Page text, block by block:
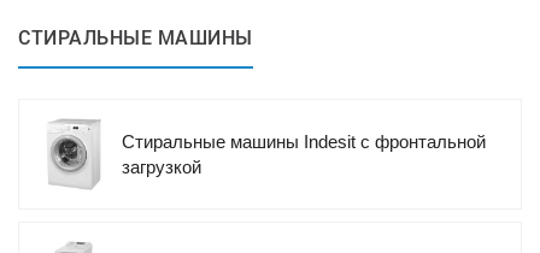
СТИРАЛЬНЫЕ МАШИНЫ
Стиральные машины Indesit с фронтальной
загрузкой